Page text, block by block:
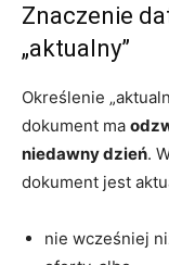
Znaczenie
„aktualny”
Określenie
dokument ma
niedawny dzień.
dokument jest
nie wcześniej